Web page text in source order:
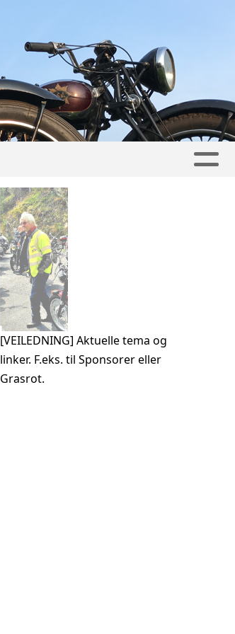
[VEILEDNING] Aktuelle tema og
linker. F.eks. til Sponsorer eller
Grasrot.